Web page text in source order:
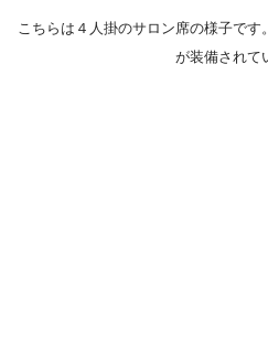
こちらは４人掛のサロン席の様子で
が装備されて